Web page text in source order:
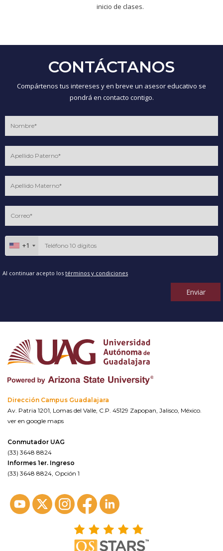
inicio de clases.
CONTÁCTANOS
Compártenos tus intereses y en breve un asesor educativo se
pondrá en contacto contigo.
+1
Al continuar acepto los términos y condiciones
Enviar
Dirección Campus Guadalajara
Av. Patria 1201, Lomas del Valle, C.P. 45129 Zapopan, Jalisco, México.
ver en google maps
Conmutador UAG
(33) 3648 8824
Informes 1er. Ingreso
(33) 3648 8824, Opción 1